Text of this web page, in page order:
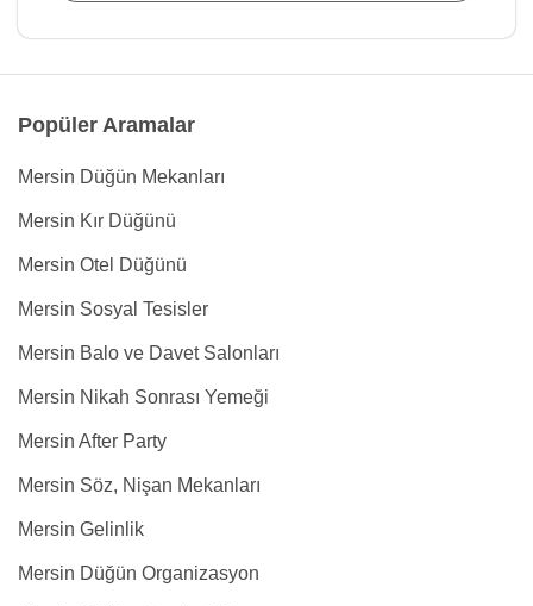
Popüler Aramalar
Mersin Düğün Mekanları
Mersin Kır Düğünü
Mersin Otel Düğünü
Mersin Sosyal Tesisler
Mersin Balo ve Davet Salonları
Mersin Nikah Sonrası Yemeği
Mersin After Party
Mersin Söz, Nişan Mekanları
Mersin Gelinlik
Mersin Düğün Organizasyon